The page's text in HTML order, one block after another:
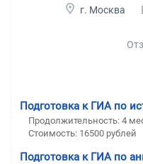
г. Москва
Подготовка к ГИА по
Продолжительность: 4
Стоимость: 16500 рублей
Подготовка к ГИА по